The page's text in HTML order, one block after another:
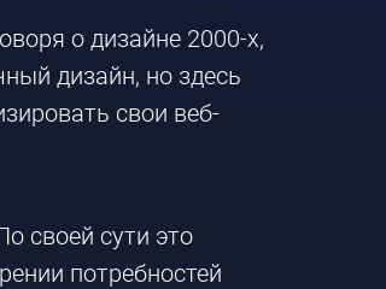
о дизайне 2000-х,
дизайн, но здесь
свои веб-
своей сути это
потребностей